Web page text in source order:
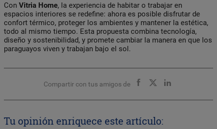
Con Vitria Home, la experiencia de habitar o trabajar en
espacios interiores se redefine: ahora es posible disfrutar de
confort térmico, proteger los ambientes y mantener la estética,
todo al mismo tiempo. Esta propuesta combina tecnología,
diseño y sostenibilidad, y promete cambiar la manera en que los
paraguayos viven y trabajan bajo el sol.
Compartir con tus amigos de
Tu opinión enriquece este artículo: